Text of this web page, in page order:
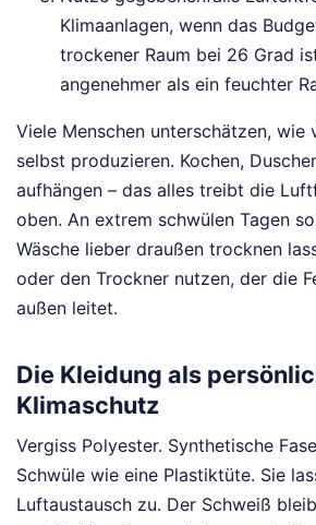
Klimaanlagen, wenn das
trockener Raum bei 26 Grad
angenehmer als ein feuchter
Viele Menschen unterschätzen, wie
selbst produzieren. Kochen,
aufhängen – das alles treibt die
oben. An extrem schwülen Tagen
Wäsche lieber draußen trocknen
oder den Trockner nutzen, der die
außen leitet.
Die Kleidung als
Klimaschutz
Vergiss Polyester. Synthetische
Schwüle wie eine Plastiktüte. Sie
Luftaustausch zu. Der Schweiß